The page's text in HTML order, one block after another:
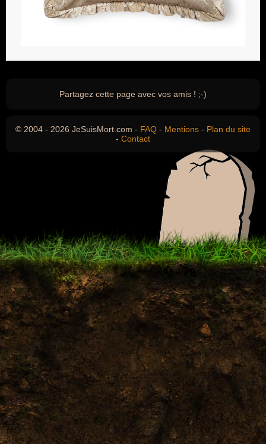
Partagez cette page avec vos amis ! ;-)
© 2004 - 2026 JeSuisMort.com - FAQ - Mentions - Plan du site
- Contact